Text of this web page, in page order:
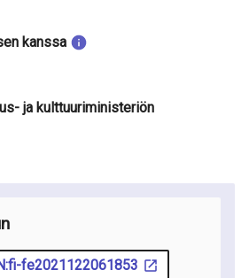
kanssa
ja kulttuuriministeriön
fe2021122061853